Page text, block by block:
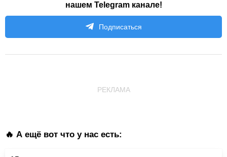
нашем Telegram канале!
Подписаться
РЕКЛАМА
🔥 А ещё вот что у нас есть: